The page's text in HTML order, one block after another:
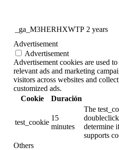
_ga_M3HERHXWTP 2 years
Advertisement
Advertisement
Advertisement cookies are used
relevant ads and marketing
visitors across websites and
customized ads.
Cookie
Duración
test_cookie
15
minutes
The
determine
supports
Others